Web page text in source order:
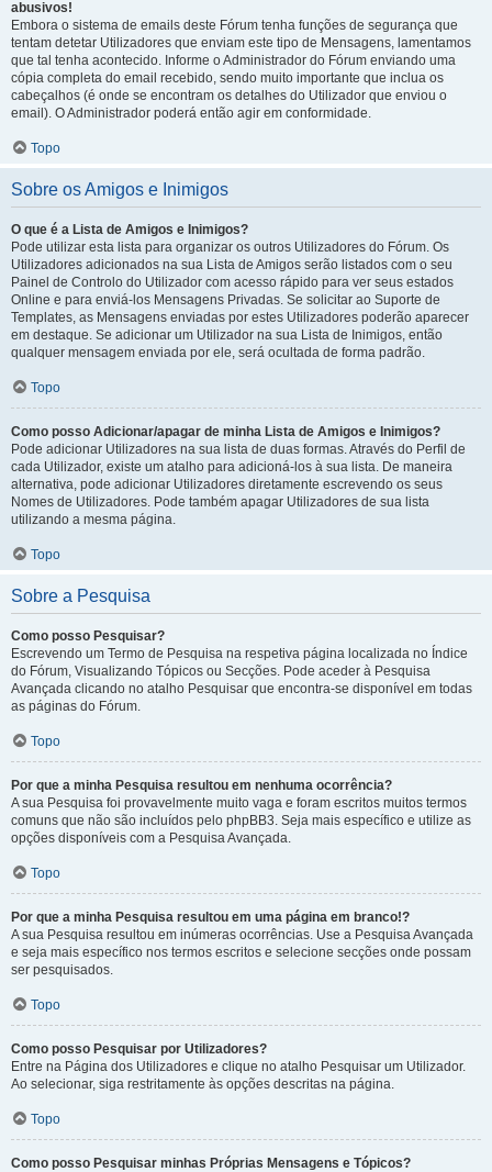
abusivos!
Embora o sistema de emails deste Fórum tenha funções de segurança que
tentam detetar Utilizadores que enviam este tipo de Mensagens, lamentamos
que tal tenha acontecido. Informe o Administrador do Fórum enviando uma
cópia completa do email recebido, sendo muito importante que inclua os
cabeçalhos (é onde se encontram os detalhes do Utilizador que enviou o
email). O Administrador poderá então agir em conformidade.
Topo
Sobre os Amigos e Inimigos
O que é a Lista de Amigos e Inimigos?
Pode utilizar esta lista para organizar os outros Utilizadores do Fórum. Os
Utilizadores adicionados na sua Lista de Amigos serão listados com o seu
Painel de Controlo do Utilizador com acesso rápido para ver seus estados
Online e para enviá-los Mensagens Privadas. Se solicitar ao Suporte de
Templates, as Mensagens enviadas por estes Utilizadores poderão aparecer
em destaque. Se adicionar um Utilizador na sua Lista de Inimigos, então
qualquer mensagem enviada por ele, será ocultada de forma padrão.
Topo
Como posso Adicionar/apagar de minha Lista de Amigos e Inimigos?
Pode adicionar Utilizadores na sua lista de duas formas. Através do Perfil de
cada Utilizador, existe um atalho para adicioná-los à sua lista. De maneira
alternativa, pode adicionar Utilizadores diretamente escrevendo os seus
Nomes de Utilizadores. Pode também apagar Utilizadores de sua lista
utilizando a mesma página.
Topo
Sobre a Pesquisa
Como posso Pesquisar?
Escrevendo um Termo de Pesquisa na respetiva página localizada no Índice
do Fórum, Visualizando Tópicos ou Secções. Pode aceder à Pesquisa
Avançada clicando no atalho Pesquisar que encontra-se disponível em todas
as páginas do Fórum.
Topo
Por que a minha Pesquisa resultou em nenhuma ocorrência?
A sua Pesquisa foi provavelmente muito vaga e foram escritos muitos termos
comuns que não são incluídos pelo phpBB3. Seja mais específico e utilize as
opções disponíveis com a Pesquisa Avançada.
Topo
Por que a minha Pesquisa resultou em uma página em branco!?
A sua Pesquisa resultou em inúmeras ocorrências. Use a Pesquisa Avançada
e seja mais específico nos termos escritos e selecione secções onde possam
ser pesquisados.
Topo
Como posso Pesquisar por Utilizadores?
Entre na Página dos Utilizadores e clique no atalho Pesquisar um Utilizador.
Ao selecionar, siga restritamente às opções descritas na página.
Topo
Como posso Pesquisar minhas Próprias Mensagens e Tópicos?